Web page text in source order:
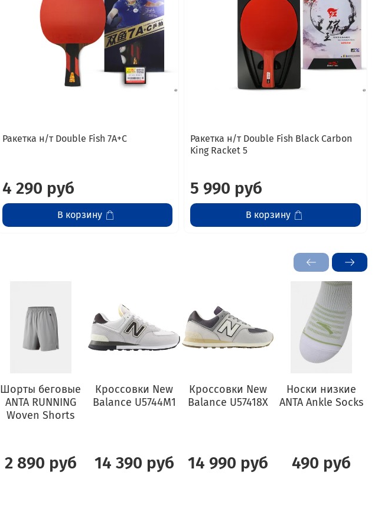
Ракетка н/т Double Fish 7A+C
4 290 руб
В корзину
Ракетка н/т Double Fish Black Carbon
King Racket 5
5 990 руб
В корзину
Шорты беговые
ANTA RUNNING
Woven Shorts
2 890 руб
Кроссовки New
Balance U5744M1
14 390 руб
Кроссовки New
Balance U57418X
14 990 руб
Носки низкие
ANTA Ankle Socks
490 руб